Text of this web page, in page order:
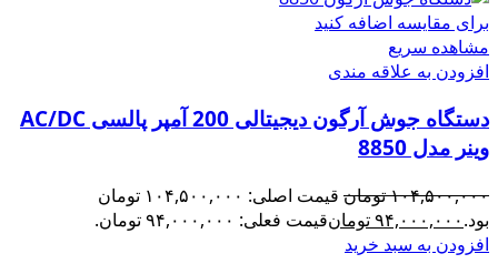
برای مقایسه اضافه کنید
مشاهده سریع
افزودن به علاقه مندی
دستگاه جوش آرگون دیجیتالی 200 آمپر پالسی AC/DC
وینر مدل 8850
۱۰۴,۵۰۰,۰۰۰تومان
قیمت اصلی: ۱۰۴,۵۰۰,۰۰۰ تومان
بود.۹۴,۰۰۰,۰۰۰تومانقیمت فعلی: ۹۴,۰۰۰,۰۰۰ تومان.
افزودن به سبد خرید